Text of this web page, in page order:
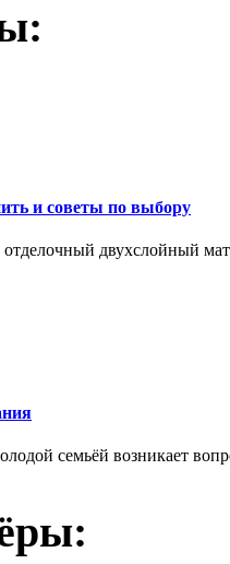
и советы по выбору
двухслойный
семьёй возникает